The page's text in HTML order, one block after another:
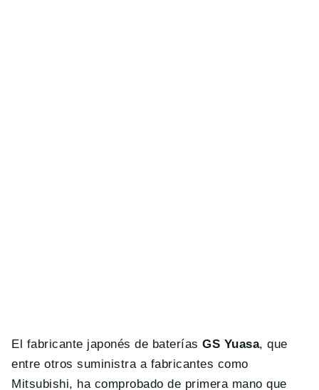
El fabricante japonés de baterías GS Yuasa, que
entre otros suministra a fabricantes como
Mitsubishi, ha comprobado de primera mano que